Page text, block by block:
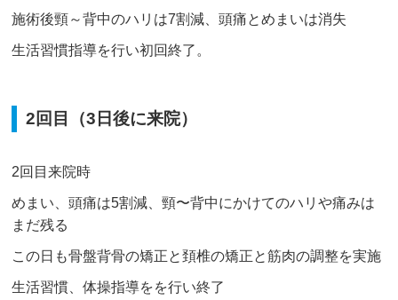
施術後頸～背中のハリは7割減、頭痛とめまいは消失
生活習慣指導を行い初回終了。
2回目（3日後に来院）
2回目来院時
めまい、頭痛は5割減、頸〜背中にかけてのハリや痛みは
まだ残る
この日も骨盤背骨の矯正と頚椎の矯正と筋肉の調整を実施
生活習慣、体操指導をを行い終了